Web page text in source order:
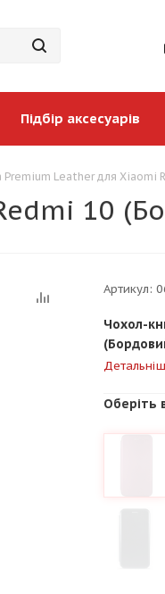
Підбір аксесуарів
Premium Leather для Xiaomi
10
Артикул:
Чохол-
Оберіть